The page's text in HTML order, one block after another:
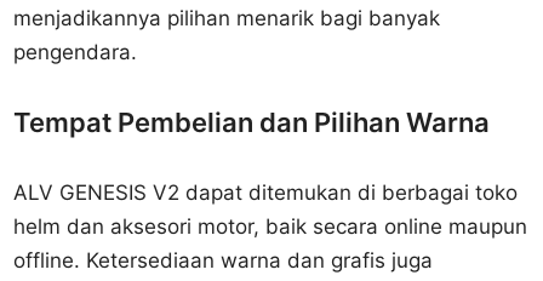
menjadikannya pilihan menarik bagi banyak
pengendara.
Tempat Pembelian dan Pilihan Warna
ALV GENESIS V2 dapat ditemukan di berbagai toko
helm dan aksesori motor, baik secara online maupun
offline. Ketersediaan warna dan grafis juga